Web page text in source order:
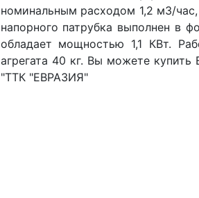
номинальным расходом 1,2 м3/
напорного патрубка выполнен в
обладает мощностью 1,1 КВт.
агрегата 40 кг. Вы можете купить
"ТТК "ЕВРАЗИЯ"